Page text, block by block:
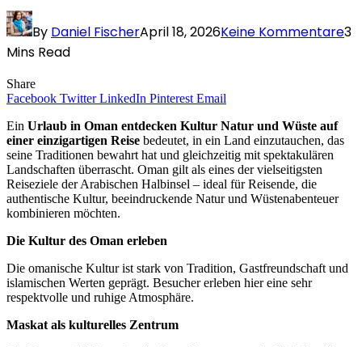
By Daniel FischerApril 18, 2026Keine Kommentare3
Mins Read
Share
Facebook Twitter LinkedIn Pinterest Email
Ein Urlaub in Oman entdecken Kultur Natur und Wüste auf
einer einzigartigen Reise bedeutet, in ein Land einzutauchen, das
seine Traditionen bewahrt hat und gleichzeitig mit spektakulären
Landschaften überrascht. Oman gilt als eines der vielseitigsten
Reiseziele der Arabischen Halbinsel – ideal für Reisende, die
authentische Kultur, beeindruckende Natur und Wüstenabenteuer
kombinieren möchten.
Die Kultur des Oman erleben
Die omanische Kultur ist stark von Tradition, Gastfreundschaft und
islamischen Werten geprägt. Besucher erleben hier eine sehr
respektvolle und ruhige Atmosphäre.
Maskat als kulturelles Zentrum